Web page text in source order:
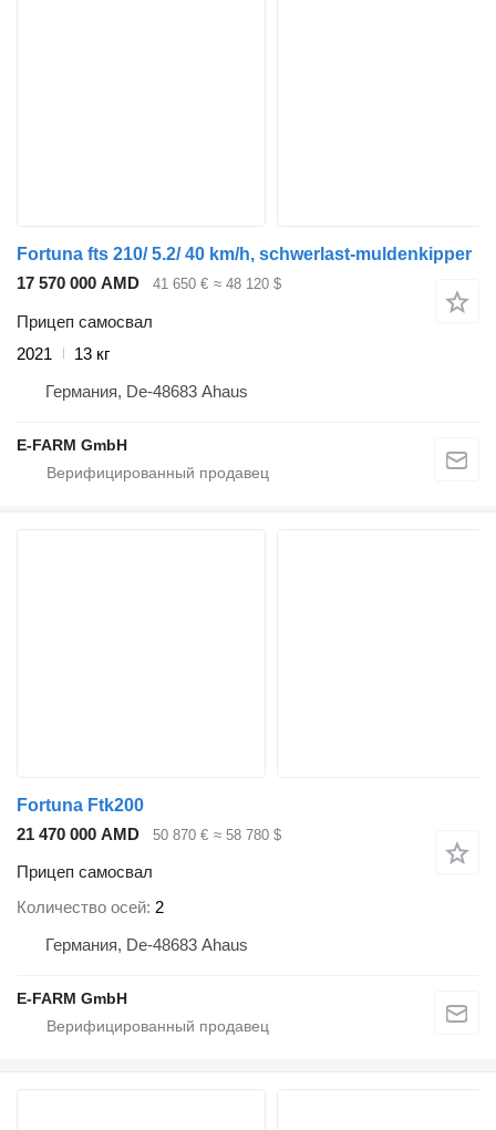
Fortuna fts 210/ 5.2/ 40 km/h, schwerlast-muldenkipper
17 570 000 AMD
41 650 € ≈ 48 120 $
Прицеп самосвал
2021
13 кг
Германия, De-48683 Ahaus
E-FARM GmbH
Fortuna Ftk200
21 470 000 AMD
50 870 € ≈ 58 780 $
Прицеп самосвал
Количество осей 2
Германия, De-48683 Ahaus
E-FARM GmbH